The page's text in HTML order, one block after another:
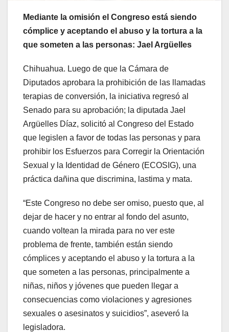
Mediante la omisión el Congreso está siendo
cómplice y aceptando el abuso y la tortura a la
que someten a las personas: Jael Argüelles
Chihuahua. Luego de que la Cámara de
Diputados aprobara la prohibición de las llamadas
terapias de conversión, la iniciativa regresó al
Senado para su aprobación; la diputada Jael
Argüelles Díaz, solicitó al Congreso del Estado
que legislen a favor de todas las personas y para
prohibir los Esfuerzos para Corregir la Orientación
Sexual y la Identidad de Género (ECOSIG), una
práctica dañina que discrimina, lastima y mata.
“Este Congreso no debe ser omiso, puesto que, al
dejar de hacer y no entrar al fondo del asunto,
cuando voltean la mirada para no ver este
problema de frente, también están siendo
cómplices y aceptando el abuso y la tortura a la
que someten a las personas, principalmente a
niñas, niños y jóvenes que pueden llegar a
consecuencias como violaciones y agresiones
sexuales o asesinatos y suicidios”, aseveró la
legisladora.